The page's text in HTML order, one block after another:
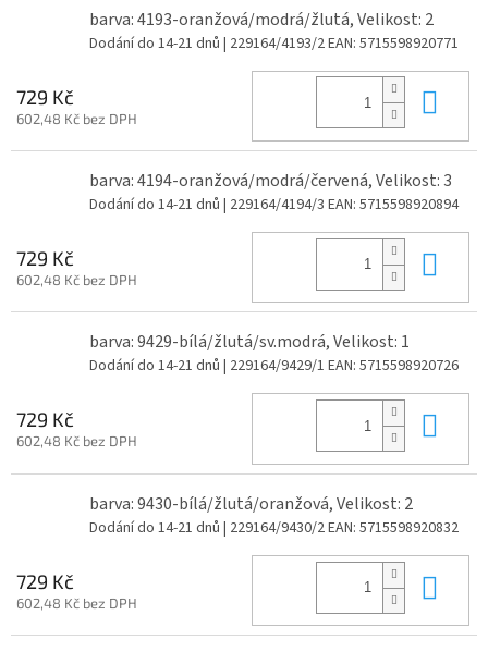
barva: 4193-oranžová/modrá/žlutá, Velikost: 2
Dodání do 14-21 dnů | 229164/4193/2EAN: 5715598920771
729 Kč
602,48 Kč bez DPH
barva: 4194-oranžová/modrá/červená, Velikost: 3
Dodání do 14-21 dnů | 229164/4194/3 EAN: 5715598920894
729 Kč
602,48 Kč bez DPH
barva: 9429-bílá/žlutá/sv.modrá, Velikost: 1
Dodání do 14-21 dnů | 229164/9429/1 EAN: 5715598920726
729 Kč
602,48 Kč bez DPH
barva: 9430-bílá/žlutá/oranžová, Velikost: 2
Dodání do 14-21 dnů | 229164/9430/2EAN: 5715598920832
729 Kč
602,48 Kč bez DPH